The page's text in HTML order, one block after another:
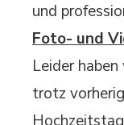
und
Foto- und
Leider
trotz